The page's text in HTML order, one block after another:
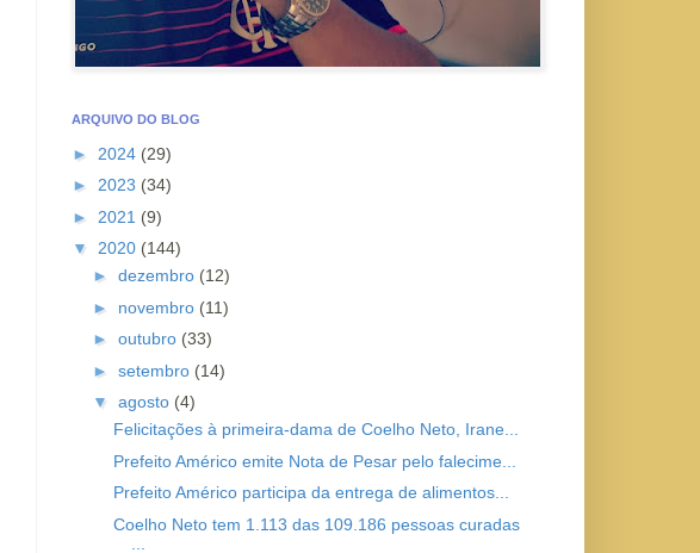
ARQUIVO DO BLOG
► 2024 (29)
► 2023 (34)
► 2021 (9)
▼ 2020 (144)
► dezembro (12)
► novembro (11)
► outubro (33)
► setembro (14)
▼ agosto (4)
Felicitações à primeira-dama de Coelho Neto, Irane...
Prefeito Américo emite Nota de Pesar pelo falecime...
Prefeito Américo participa da entrega de alimentos...
Coelho Neto tem 1.113 das 109.186 pessoas curadas